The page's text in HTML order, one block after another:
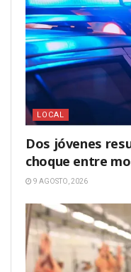
LOCAL
Dos jóvenes
choque entre
9 AGOSTO, 2026